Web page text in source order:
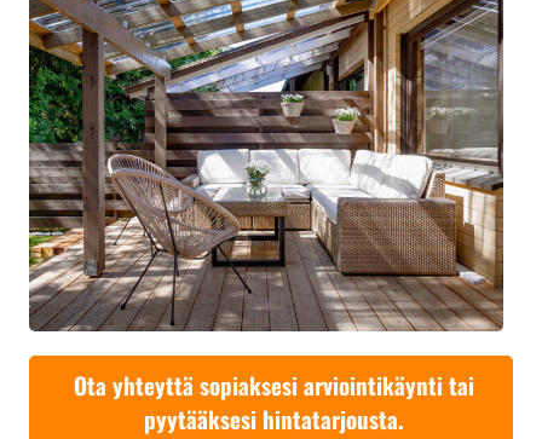
Ota yhteyttä sopiaksesi arviointikäynti tai
pyytääksesi hintatarjousta.